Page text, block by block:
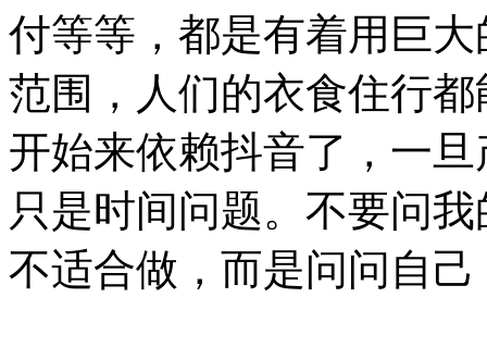
付等等，都是有着用巨
范围，人们的衣食住行
开始来依赖抖音了，一
只是时间问题。不要问
不适合做，而是问问自